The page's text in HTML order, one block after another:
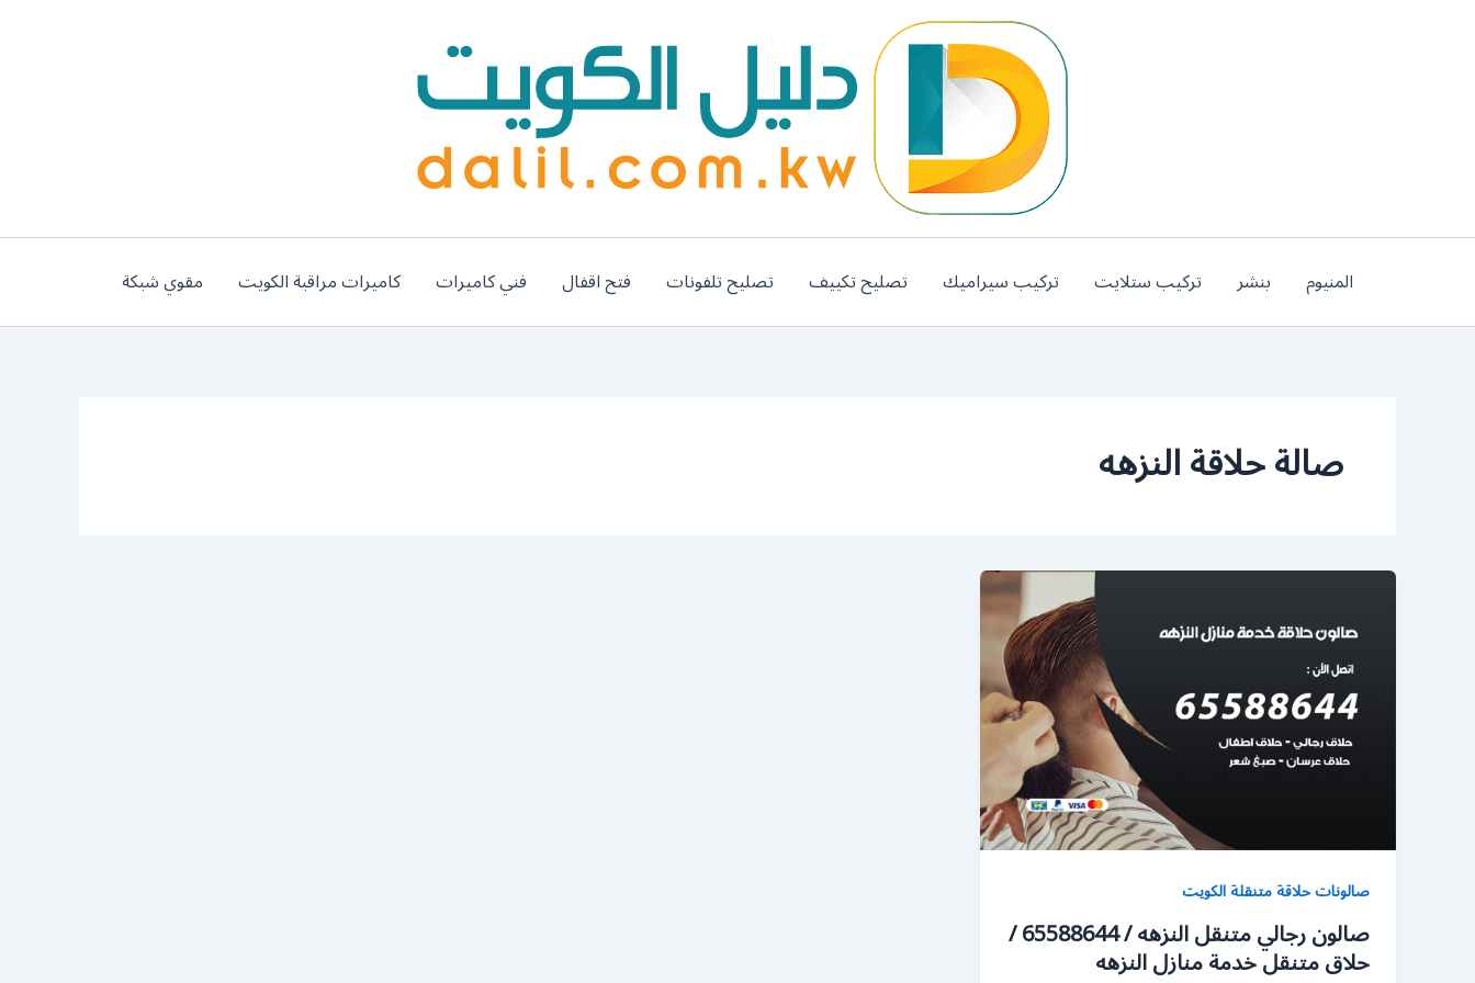
المنيوم بنشر تركيب ستلايت تركيب سيراميك تصليح تكييف تصليح تلفونات فتح اقفال فني كاميرات كاميرات مراقبة الكويت مقوي شبكة
صالة حلاقة النزهه
صالونات حلاقة متنقلة الكويت
صالون رجالي متنقل النزهه / 65588644 /
حلاق متنقل خدمة منازل النزهه